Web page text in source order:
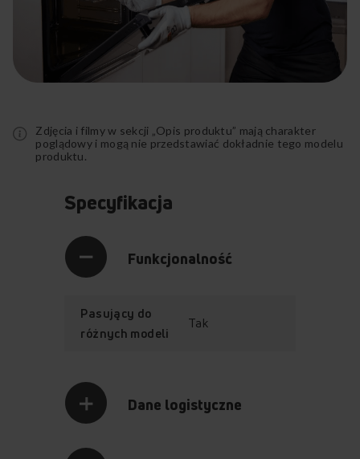
Zdjęcia i filmy w sekcji „Opis produktu” mają charakter
poglądowy i mogą nie przedstawiać dokładnie tego modelu
produktu.
opis
Specyfikacja
Funkcjonalność
Pasujący do
różnych modeli
Tak
Dane logistyczne